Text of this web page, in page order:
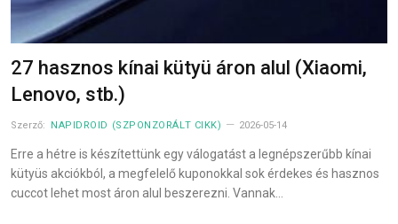
27 hasznos kínai kütyü áron alul (Xiaomi,
Lenovo, stb.)
Szerző: NAPIDROID (SZPONZORÁLT CIKK) 2026-05-14
Erre a hétre is készítettünk egy válogatást a legnépszerűbb kínai
kütyüs akciókból, a megfelelő kuponokkal sok érdekes és hasznos
cuccot lehet most áron alul beszerezni. Vannak…